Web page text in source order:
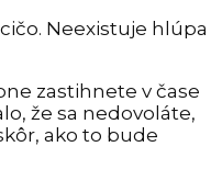
Neexistuje hlúpa
zastihnete v čase
že sa nedovoláte,
ako to bude